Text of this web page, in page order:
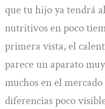
que tu hijo ya tendrá
nutritivos en poco
primera vista, el
parece un aparato
muchos en el
diferencias poco